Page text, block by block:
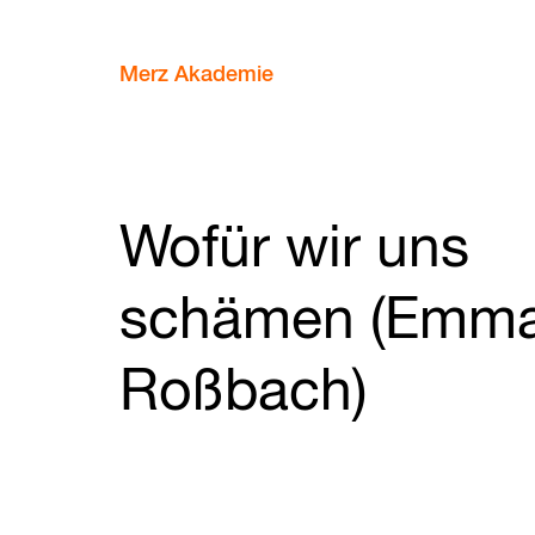
Merz Akademie
Wofür wir uns
schämen
Roßbach)